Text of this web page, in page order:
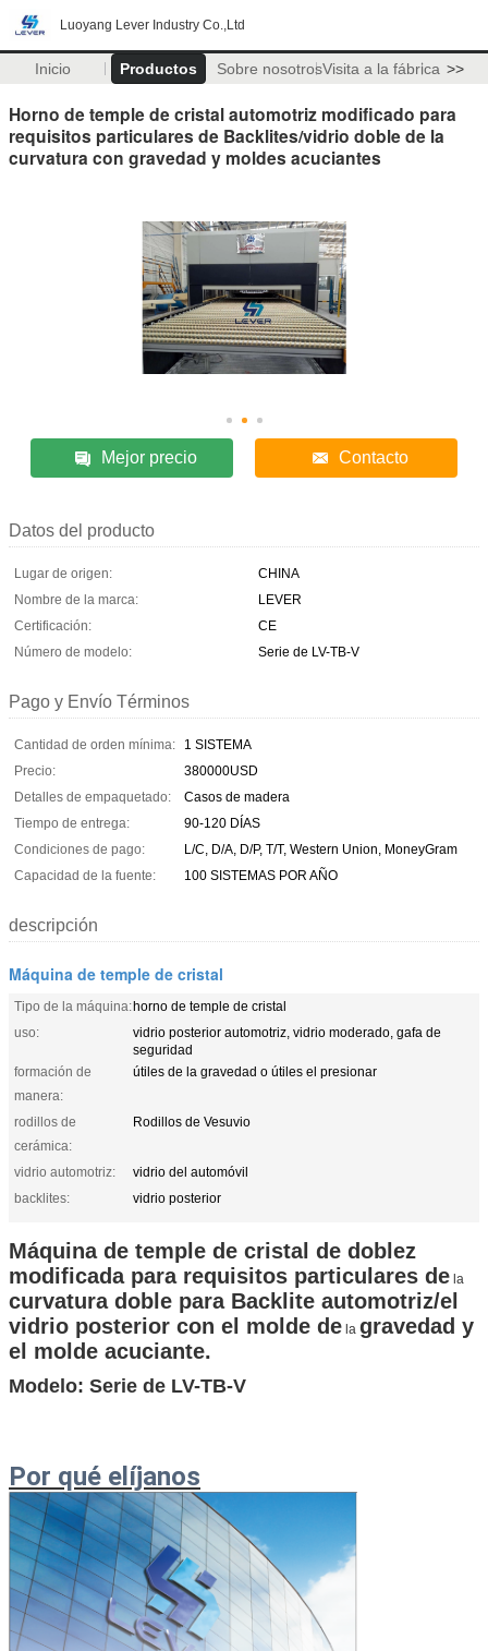
Luoyang Lever Industry Co.,Ltd
Inicio Productos Sobre nosotrosVisita a la fábrica >>
Horno de temple de cristal automotriz modificado para
requisitos particulares de Backlites/vidrio doble de la
curvatura con gravedad y moldes acuciantes
Mejor precio Contacto
Datos del producto
Lugar de origen:
CHINA
Nombre de la marca:
LEVER
Certificación:
CE
Número de modelo:
Serie de LV-TB-V
Pago y Envío Términos
Cantidad de orden mínima:
1 SISTEMA
Precio:
380000USD
Detalles de empaquetado:
Casos de madera
Tiempo de entrega:
90-120 DÍAS
Condiciones de pago:
L/C, D/A, D/P, T/T, Western Union, MoneyGram
Capacidad de la fuente:
100 SISTEMAS POR AÑO
descripción
Máquina de temple de cristal
Tipo de la máquina:horno de temple de cristal
uso:
vidrio posterior automotriz, vidrio moderado, gafa de
seguridad
formación de
manera:
útiles de la gravedad o útiles el presionar
rodillos de
cerámica:
Rodillos de Vesuvio
vidrio automotriz:
vidrio del automóvil
backlites:
vidrio posterior
Máquina de temple de cristal de doblez
modificada para requisitos particulares de la
curvatura doble para Backlite automotriz/el
vidrio posterior con el molde de la gravedad y
el molde acuciante.
Modelo: Serie de LV-TB-V
Por qué elíjanos